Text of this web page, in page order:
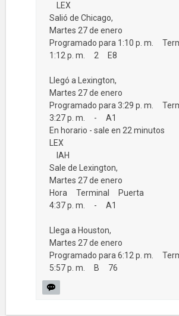
LEX
Salió de Chicago,
Martes 27 de enero
Programado para 1:10 p. m.
1:12 p. m. 2 E8
Llegó a Lexington,
Martes 27 de enero
Programado para 3:29 p. m.
3:27 p. m. - A1
En horario - sale en 22 minutos
LEX
IAH
Sale de Lexington,
Martes 27 de enero
Hora Terminal Puerta
4:37 p. m. - A1
Llega a Houston,
Martes 27 de enero
Programado para 6:12 p. m.
5:57 p. m. B 76